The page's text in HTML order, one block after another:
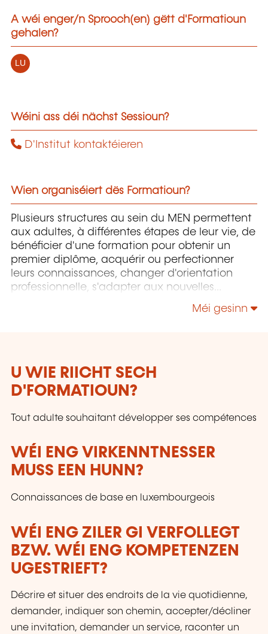
A wéi enger/n Sprooch(en) gëtt d'Formatioun
gehalen?
LU
Wéini ass déi nächst Sessioun?
D'Institut kontaktéieren
Wien organiséiert dës Formatioun?
Plusieurs structures au sein du MEN permettent
aux adultes, à différentes étapes de leur vie, de
bénéficier d'une formation pour obtenir un
premier diplôme, acquérir ou perfectionner
leurs connaissances, changer d'orientation
professionnelle, s'adapter aux nouvelles
technologies, enrichir leur culture personnelle...
Méi gesinn
U WIE RIICHT SECH
D'FORMATIOUN?
Tout adulte souhaitant développer ses compétences
WÉI ENG VIRKENNTNESSER
MUSS EEN HUNN?
Connaissances de base en luxembourgeois
WÉI ENG ZILER GI VERFOLLEGT
BZW. WÉI ENG KOMPETENZEN
UGESTRIEFT?
Décrire et situer des endroits de la vie quotidienne,
demander, indiquer son chemin, accepter/décliner
une invitation, demander un service, raconter un